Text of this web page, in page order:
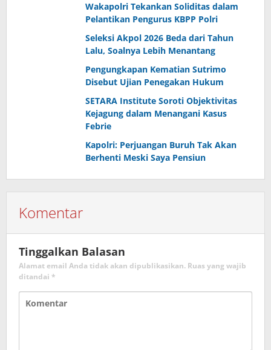
Wakapolri Tekankan Soliditas dalam
Pelantikan Pengurus KBPP Polri
Seleksi Akpol 2026 Beda dari Tahun
Lalu, Soalnya Lebih Menantang
Pengungkapan Kematian Sutrimo
Disebut Ujian Penegakan Hukum
SETARA Institute Soroti Objektivitas
Kejagung dalam Menangani Kasus
Febrie
Kapolri: Perjuangan Buruh Tak Akan
Berhenti Meski Saya Pensiun
Komentar
Tinggalkan Balasan
Alamat email Anda tidak akan dipublikasikan. Ruas yang wajib
ditandai *